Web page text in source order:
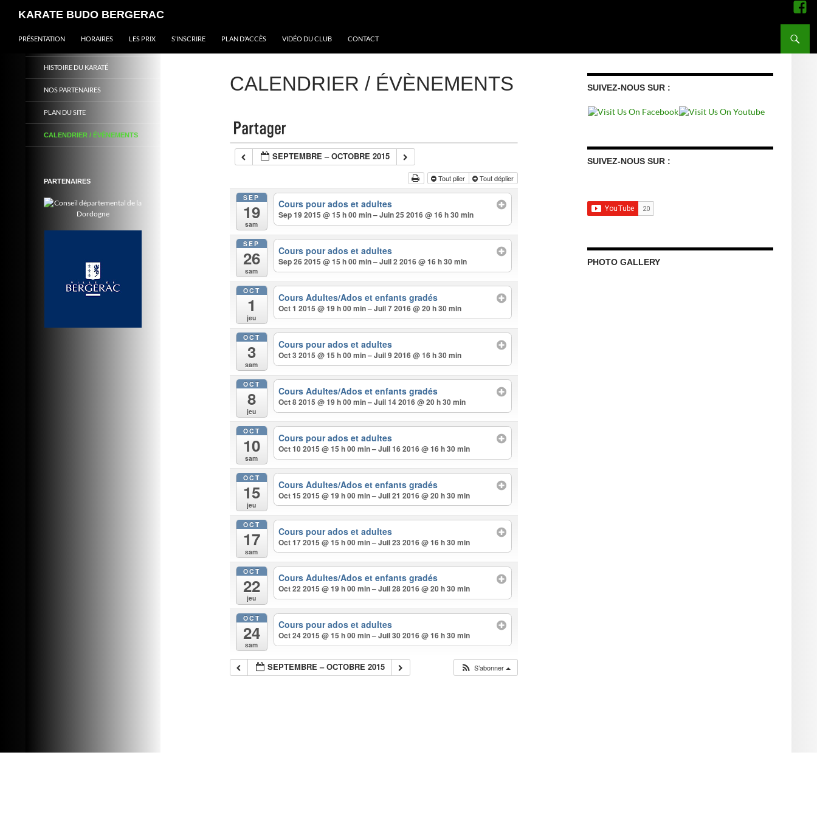
KARATE BUDO BERGERAC
PRÉSENTATION
HORAIRES LES PRIX S’INSCRIRE PLAN D’ACCÈS VIDÉO DU CLUB CONTACT
CALENDRIER / ÉVÈNEMENTS
SEPTEMBRE – OCTOBRE 2015
Tout plier Tout déplier
SEP
19
sam
Cours pour ados et adultes
Sep 19 2015 @ 15 h 00 min – Juin 25 2016 @ 16 h 30 min
SEP
26
sam
Cours pour ados et adultes
Sep 26 2015 @ 15 h 00 min – Juil 2 2016 @ 16 h 30 min
OCT
1
jeu
Cours Adultes/Ados et enfants gradés
Oct 1 2015 @ 19 h 00 min – Juil 7 2016 @ 20 h 30 min
OCT
3
sam
Cours pour ados et adultes
Oct 3 2015 @ 15 h 00 min – Juil 9 2016 @ 16 h 30 min
OCT
8
jeu
Cours Adultes/Ados et enfants gradés
Oct 8 2015 @ 19 h 00 min – Juil 14 2016 @ 20 h 30 min
OCT
10
sam
Cours pour ados et adultes
Oct 10 2015 @ 15 h 00 min – Juil 16 2016 @ 16 h 30 min
OCT
15
jeu
Cours Adultes/Ados et enfants gradés
Oct 15 2015 @ 19 h 00 min – Juil 21 2016 @ 20 h 30 min
OCT
17
sam
Cours pour ados et adultes
Oct 17 2015 @ 15 h 00 min – Juil 23 2016 @ 16 h 30 min
OCT
22
jeu
Cours Adultes/Ados et enfants gradés
Oct 22 2015 @ 19 h 00 min – Juil 28 2016 @ 20 h 30 min
OCT
24
sam
Cours pour ados et adultes
Oct 24 2015 @ 15 h 00 min – Juil 30 2016 @ 16 h 30 min
SEPTEMBRE – OCTOBRE 2015 S’abonner
SUIVEZ-NOUS SUR :
SUIVEZ-NOUS SUR :
PHOTO GALLERY
L’unité de l’esprit et du corps
HISTOIRE DU KARATÉ
NOS PARTENAIRES
PLAN DU SITE
CALENDRIER / ÉVÈNEMENTS
PARTENAIRES